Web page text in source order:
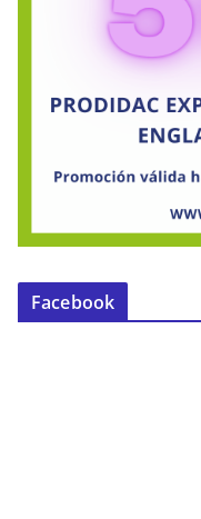
Facebook